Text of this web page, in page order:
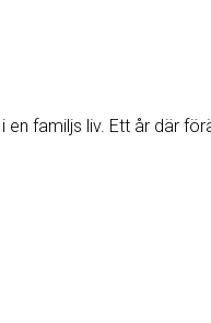
familjs liv. Ett år där